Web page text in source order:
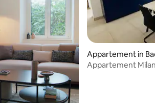
Appartement in
Appartement